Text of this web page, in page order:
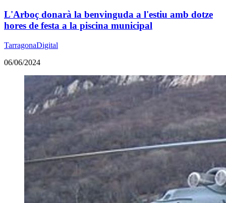
L'Arboç donarà la benvinguda a l'estiu amb dotze
hores de festa a la piscina municipal
TarragonaDigital
06/06/2024